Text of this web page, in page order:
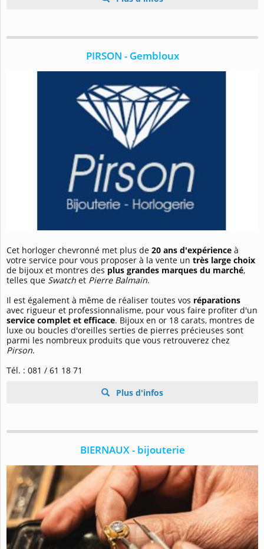
PIRSON - Gembloux
Cet horloger chevronné met plus de 20 ans d'expérience à
votre service pour vous proposer à la vente un très large choix
de bijoux et montres des plus grandes marques du marché,
telles que Swatch et Pierre Balmain.
Il est également à même de réaliser toutes vos réparations
avec rigueur et professionnalisme, pour vous faire profiter d'un
service complet et efficace. Bijoux en or 18 carats, montres de
luxe ou boucles d'oreilles serties de pierres précieuses sont
parmi les nombreux produits que vous retrouverez chez
Pirson.
Tél. : 081 / 61 18 71
Plus d'infos
BIERNAUX - bijouterie